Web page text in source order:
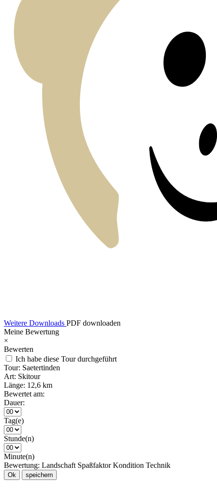
Weitere Downloads PDF downloaden
Meine Bewertung
×
Bewerten
Ich habe diese Tour durchgeführt
Tour: Saetertinden
Art: Skitour
Länge: 12,6 km
Bewertet am:
Dauer:
Tag(e)
Stunde(n)
Minute(n)
Bewertung: Landschaft Spaßfaktor Kondition Technik
Ok speichern